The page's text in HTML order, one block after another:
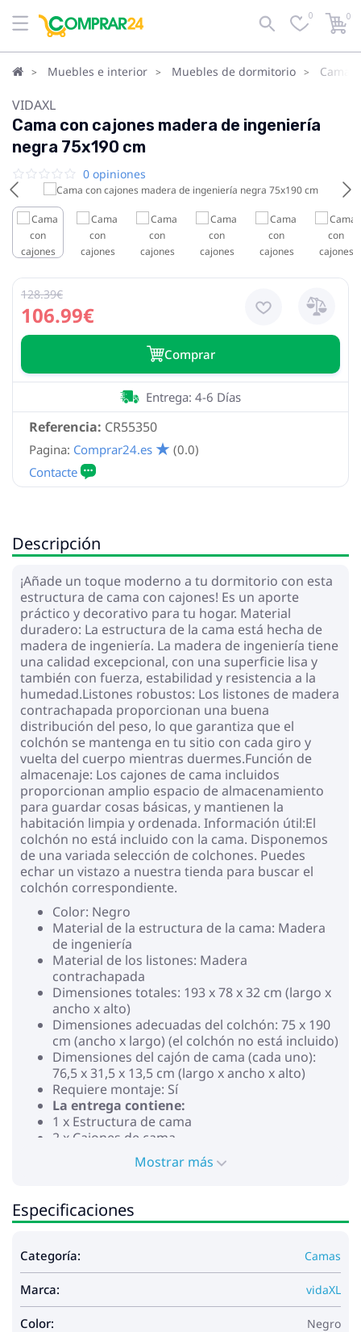
0 0
Muebles e interior Muebles de dormitorio Camas
VIDAXL
Cama con cajones madera de ingeniería
negra 75x190 cm
0 opiniones
106.99€
128.39€
Сomprar
Referencia: CR55350
Entrega: 4-6 Días
Pagina: Comprar24.es (0.0)
Descripción
¡Añade un toque moderno a tu dormitorio con esta
estructura de cama con cajones! Es un aporte
práctico y decorativo para tu hogar. Material
duradero: La estructura de la cama está hecha de
madera de ingeniería. La madera de ingeniería tiene
una calidad excepcional, con una superficie lisa y
también con fuerza, estabilidad y resistencia a la
humedad.Listones robustos: Los listones de madera
contrachapada proporcionan una buena
distribución del peso, lo que garantiza que el
colchón se mantenga en tu sitio con cada giro y
vuelta del cuerpo mientras duermes.Función de
almacenaje: Los cajones de cama incluidos
proporcionan amplio espacio de almacenamiento
para guardar cosas básicas, y mantienen la
habitación limpia y ordenada. Información útil:El
colchón no está incluido con la cama. Disponemos
de una variada selección de colchones. Puedes
echar un vistazo a nuestra tienda para buscar el
colchón correspondiente.
Color: Negro
Material de la estructura de la cama: Madera
de ingeniería
Material de los listones: Madera
contrachapada
Dimensiones totales: 193 x 78 x 32 cm (largo x
ancho x alto)
Dimensiones adecuadas del colchón: 75 x 190
cm (ancho x largo) (el colchón no está incluido)
Dimensiones del cajón de cama (cada uno):
76,5 x 31,5 x 13,5 cm (largo x ancho x alto)
Requiere montaje: Sí
La entrega contiene:
1 x Estructura de cama
2 x Cajones de cama
Mostrar más
Especificaciones
Categoría: Camas
Marca: vidaXL
Color: Negro